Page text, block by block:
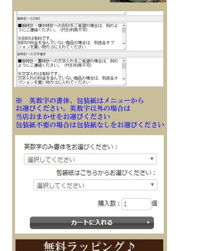
・曜日表示（英・西・仏・独・伊・露の6ヵ国語切替）
■メーカーの正規国内保証書付き（1年間保証）
子供 息子 彼氏 夫 お父さん お義父さん 会社 永年勤続 周年記念 皆勤 栄転 退職 誕
生日 入学 成人 卒業 贈り物 ギフト 記念品 プレゼントにメッセージ 文字 名入れ 刻
印した腕時計を
※１０文字分の加工費込みの表示価格です
※在庫ありの時１０日間前後（土日祝日は除く）で発送予定（在庫切れの場合もあ
※刻印文字はカート内の備考欄に記載ください